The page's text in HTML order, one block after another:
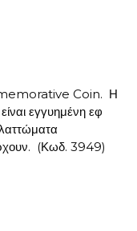
Coin. Η
εγγυημένη εφ
(Κωδ. 3949)